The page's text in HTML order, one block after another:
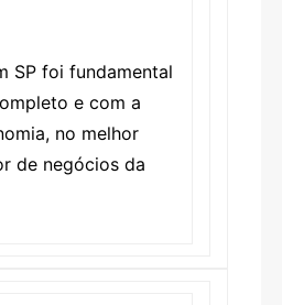
SP foi fundamental
e com a
no melhor
de negócios da